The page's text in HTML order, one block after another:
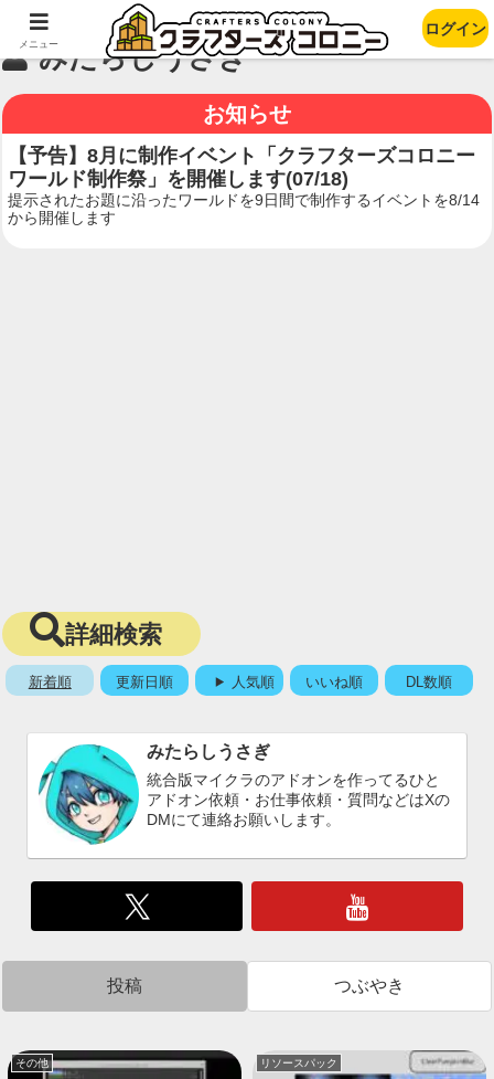
みたらしうさぎ
お知らせ
【予告】8月に制作イベント「クラフターズコロニー
ワールド制作祭」を開催します(07/18)
提示されたお題に沿ったワールドを9日間で制作するイベントを8/14
から開催します
詳細検索
新着順 更新日順 人気順 いいね順 DL数順
みたらしうさぎ
統合版マイクラのアドオンを作ってるひと
アドオン依頼・お仕事依頼・質問などはXの
DMにて連絡お願いします。
投稿 つぶやき
その他 リソースパック
メニュー
ログイン